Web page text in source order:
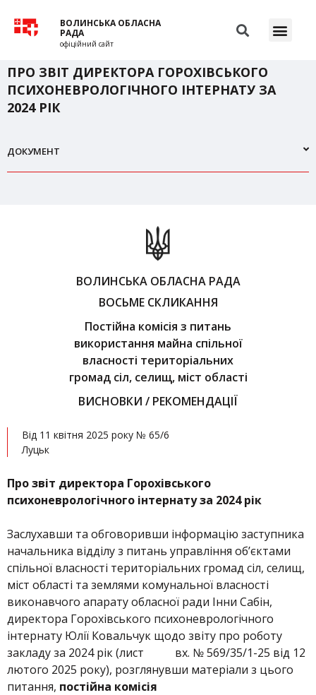
ВОЛИНСЬКА ОБЛАСНА
РАДА
офіційний сайт
ПРО ЗВІТ ДИРЕКТОРА ГОРОХІВСЬКОГО
ПСИХОНЕВРОЛОГІЧНОГО ІНТЕРНАТУ ЗА
2024 РІК
ДОКУМЕНТ
ВОЛИНСЬКА ОБЛАСНА РАДА
ВОСЬМЕ СКЛИКАННЯ
Постійна комісія з питань
використання майна спільної
власності територіальних
громад сіл, селищ, міст області
ВИСНОВКИ / РЕКОМЕНДАЦІЇ
Від 11 квітня 2025 року № 65/6
Луцьк
Про звіт директора Горохівського
психоневрологічного інтернату за 2024 рік
Заслухавши та обговоривши інформацію заступника
начальника відділу з питань управління об’єктами
спільної власності територіальних громад сіл, селищ,
міст області та землями комунальної власності
виконавчого апарату обласної ради Інни Сабін,
директора Горохівського психоневрологічного
інтернату Юлії Ковальчук щодо звіту про роботу
закладу за 2024 рік (лист вх. № 569/35/1-25 від 12
лютого 2025 року), розглянувши матеріали з цього
питання, постійна комісія